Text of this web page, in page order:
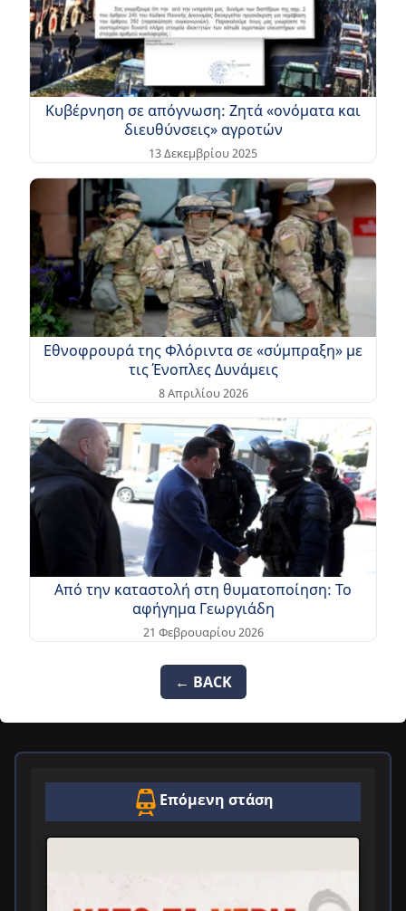
Κυβέρνηση σε απόγνωση: Ζητά «ονόματα και
διευθύνσεις» αγροτών
13 Δεκεμβρίου 2025
Εθνοφρουρά της Φλόριντα σε «σύμπραξη» με
τις Ένοπλες Δυνάμεις
8 Απριλίου 2026
Από την καταστολή στη θυματοποίηση: Το
αφήγημα Γεωργιάδη
21 Φεβρουαρίου 2026
← BACK
Επόμενη στάση